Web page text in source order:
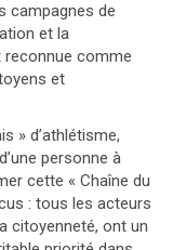
campagnes de
et la
reconnue comme
et
» d’athlétisme,
personne à
cette « Chaîne du
: tous les acteurs
citoyenneté, ont un